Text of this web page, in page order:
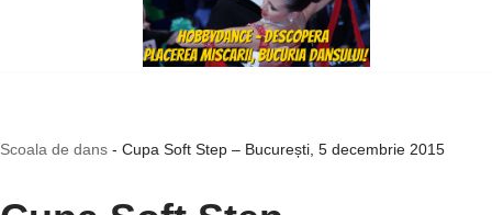
Scoala de dans - Cupa Soft Step – București, 5 decembrie 2015